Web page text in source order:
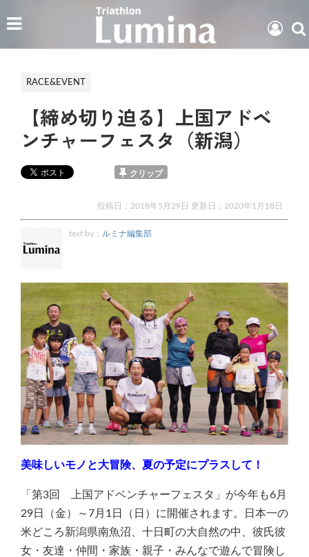
RACE&EVENT
【締め切り迫る】上国アドベ
ンチャーフェスタ（新潟）
クリップ
投稿日：2018年5月29日 更新日： 2020年1月18日
text by： ルミナ編集部
美味しいモノと大冒険、夏の予定にプラスして！
「第3回 上国アドベンチャーフェスタ」が今年も6月
29日（金）～7月1日（日）に開催されます。日本一の
米どころ新潟県南魚沼、十日町の大自然の中、彼氏彼
女・友達・仲間・家族・親子・みんなで遊んで冒険し